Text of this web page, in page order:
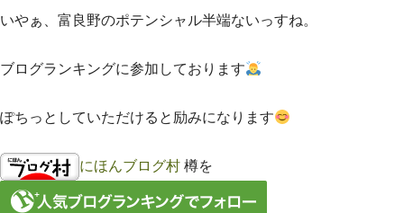
いやぁ、富良野のポテンシャル半端ないっすね。
ブログランキングに参加しております
ぽちっとしていただけると励みになります
にほんブログ村 樽を